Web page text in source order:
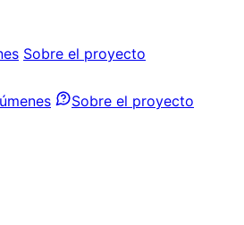
Sobre el proyecto
Sobre el proyecto